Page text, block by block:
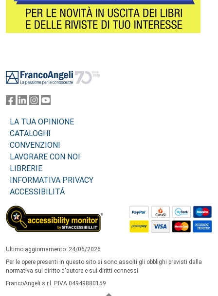
LA TUA OPINIONE
CATALOGHI
CONVENZIONI
LAVORARE CON NOI
LIBRERIE
INFORMATIVA PRIVACY
ACCESSIBILITÁ
Ultimo aggiornamento: 24/06/2026
Per le opere presenti in questo sito si sono assolti gli obblighi previsti dalla
normativa sul diritto d'autore e sui diritti connessi.
FrancoAngeli s.r.l. P.IVA 04949880159